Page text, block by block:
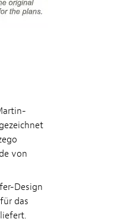
von
Design
das